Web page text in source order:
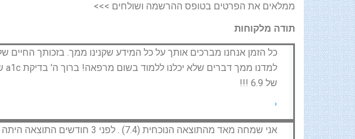
ממלאים את הפרטים בטופס ההרשמה ושולחים >>>
תודה מלקוחות
כל הזמן אנחנו מברכים אותך על כל המידע שקנינו ממך. בזכותך החיים
של 6.9 !!!
י